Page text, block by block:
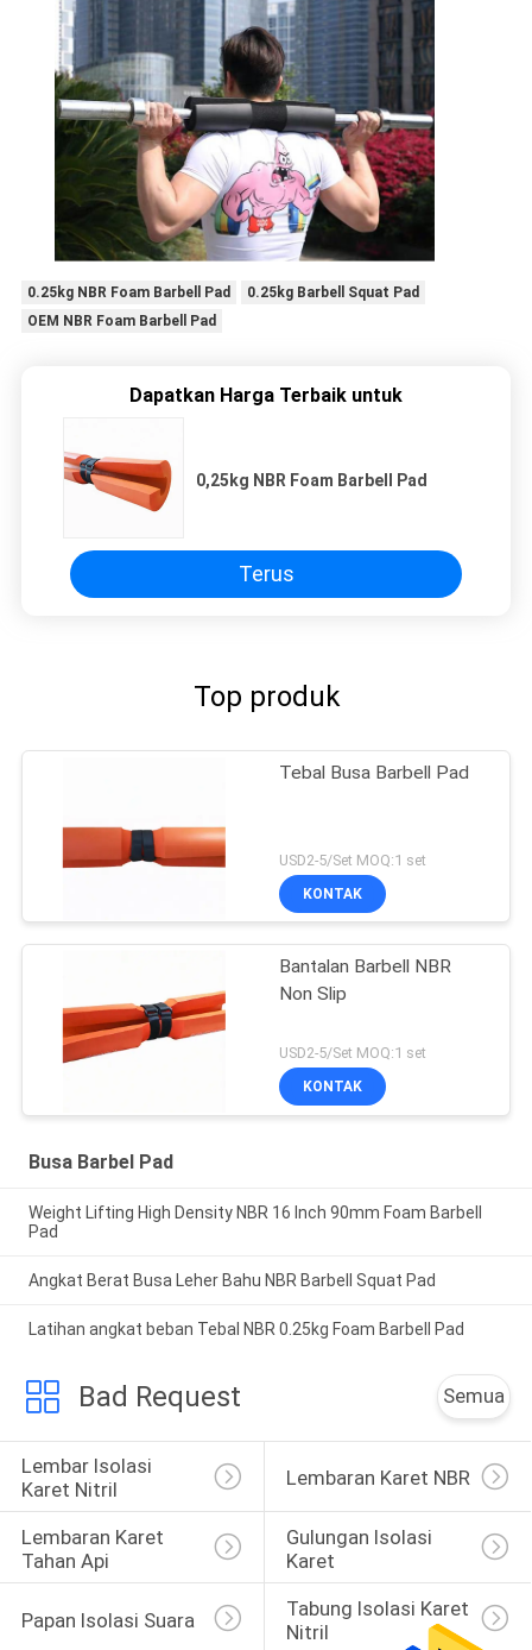
0.25kg NBR Foam Barbell Pad
0.25kg Barbell Squat Pad
OEM NBR Foam Barbell Pad
Dapatkan Harga Terbaik untuk
0,25kg NBR Foam Barbell Pad
Terus
Top produk
Tebal Busa Barbell Pad
USD2-5/Set MOQ:1 set
KONTAK
Bantalan Barbell NBR
Non Slip
USD2-5/Set MOQ:1 set
KONTAK
Busa Barbel Pad
Weight Lifting High Density NBR 16 Inch 90mm Foam Barbell
Pad
Angkat Berat Busa Leher Bahu NBR Barbell Squat Pad
Latihan angkat beban Tebal NBR 0.25kg Foam Barbell Pad
Bad Request Semua
Lembar Isolasi
Karet Nitril
Lembaran Karet NBR
Lembaran Karet
Tahan Api
Gulungan Isolasi
Karet
Papan Isolasi Suara
Tabung Isolasi Karet
Nitril